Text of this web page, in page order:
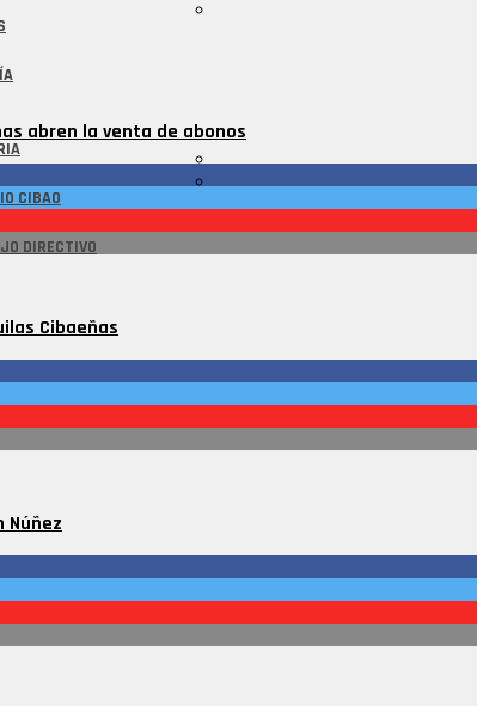
CIBAO
DIRECTIVO
abren la venta de abonos
Cibaeñas